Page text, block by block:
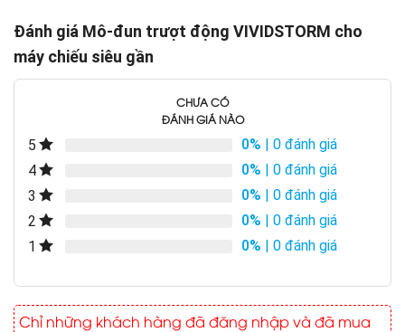
Đánh giá Mô-đun trượt động VIVIDSTORM cho
máy chiếu siêu gần
CHƯA CÓ
ĐÁNH GIÁ NÀO
5 0% | 0 đánh giá
4
0% | 0 đánh giá
3
0% | 0 đánh giá
2
0% | 0 đánh giá
1
0% | 0 đánh giá
Chỉ những khách hàng đã đăng nhập và đã mua